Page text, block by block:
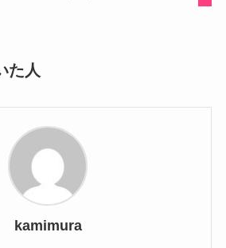
た人
kamimura